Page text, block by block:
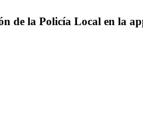
de la Policía Local en la